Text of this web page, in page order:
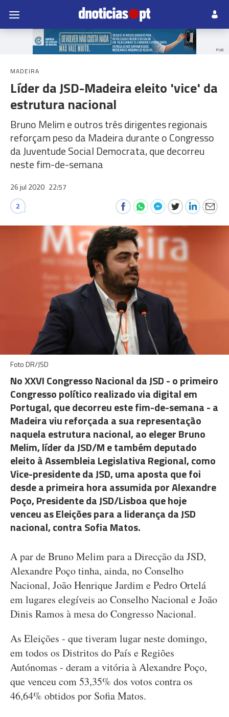
PUB
MADEIRA
Líder da JSD-Madeira eleito 'vice' da
estrutura nacional
Bruno Melim e outros três dirigentes regionais
reforçam peso da Madeira durante o Congresso
da Juventude Social Democrata, que decorreu
neste fim-de-semana
26 jul 2020 22:57
2
Foto DR/JSD
No XXVI Congresso Nacional da JSD - o primeiro
Congresso político realizado via digital em
Portugal, que decorreu este fim-de-semana - a
Madeira viu reforçada a sua representação
naquela estrutura nacional, ao eleger Bruno
Melim, líder da JSD/M e também deputado
eleito à Assembleia Legislativa Regional, como
Vice-presidente da JSD, uma aposta que foi
desde a primeira hora assumida por Alexandre
Poço, Presidente da JSD/Lisboa que hoje
venceu as Eleições para a liderança da JSD
nacional, contra Sofia Matos.
A par de Bruno Melim para a Direcção da JSD,
Alexandre Poço tinha, ainda, no Conselho
Nacional, João Henrique Jardim e Pedro Ortelá
em lugares elegíveis ao Conselho Nacional e João
Dinis Ramos à mesa do Congresso Nacional.
As Eleições - que tiveram lugar neste domingo,
em todos os Distritos do País e Regiões
Autónomas - deram a vitória à Alexandre Poço,
que venceu com 53,35% dos votos contra os
46,64% obtidos por Sofia Matos.